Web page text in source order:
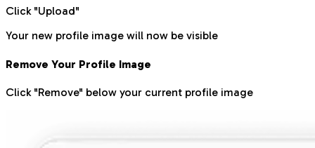
Click "Upload"
Your new profile image will now be visible
Remove Your Profile Image
Click "Remove" below your current profile image